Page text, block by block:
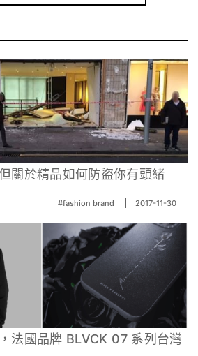
關於精品如何防盜你有頭緒
#fashion brand 2017-11-30
法國品牌 BLVCK 07 系列台灣